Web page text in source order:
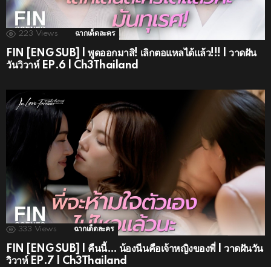
223 Views ฉากเด็ดละคร
FIN [ENG SUB] | พูดออกมาสิ! เลิกตอแหลได้แล้ว!!! | วาดฝัน
วันวิวาห์ EP.6 | Ch3Thailand
333 Views ฉากเด็ดละคร
FIN [ENG SUB] | คืนนี้… น้องนีนคือเจ้าหญิงของพี่ | วาดฝันวัน
วิวาห์ EP.7 | Ch3Thailand